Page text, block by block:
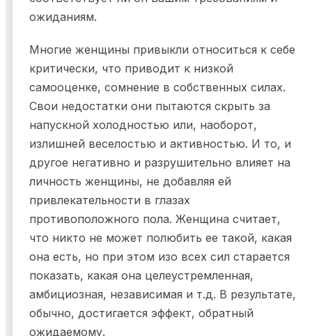
ожиданиям.
Многие женщины привыкли относиться к себе
критически, что приводит к низкой
самооценке, сомнение в собственных силах.
Свои недостатки они пытаются скрыть за
напускной холодностью или, наоборот,
излишней веселостью и активностью. И то, и
другое негативно и разрушительно влияет на
личность женщины, не добавляя ей
привлекательности в глазах
противоположного пола. Женщина считает,
что никто не может полюбить ее такой, какая
она есть, но при этом изо всех сил старается
показать, какая она целеустремленная,
амбициозная, независимая и т.д. В результате,
обычно, достигается эффект, обратный
ожидаемому.